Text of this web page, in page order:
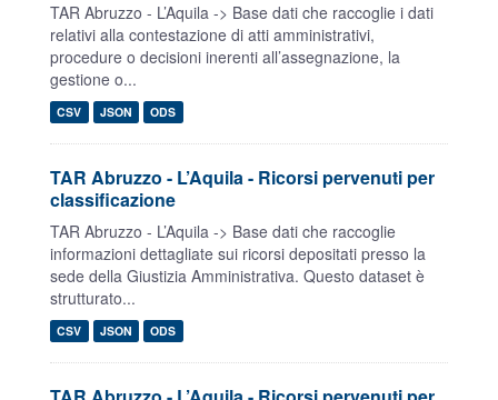
TAR Abruzzo - L’Aquila -> Base dati che raccoglie i dati
relativi alla contestazione di atti amministrativi,
procedure o decisioni inerenti all’assegnazione, la
gestione o...
CSV JSON ODS
TAR Abruzzo - L’Aquila - Ricorsi pervenuti per
classificazione
TAR Abruzzo - L’Aquila -> Base dati che raccoglie
informazioni dettagliate sui ricorsi depositati presso la
sede della Giustizia Amministrativa. Questo dataset è
strutturato...
CSV JSON ODS